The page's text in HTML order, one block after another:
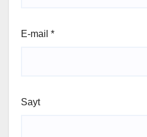
E-mail *
Sayt